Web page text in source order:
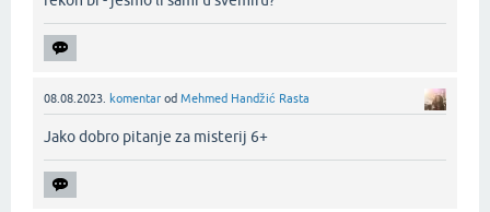
08.08.2023. komentar od Mehmed Handžić Rasta
Jako dobro pitanje za misterij 6+‌